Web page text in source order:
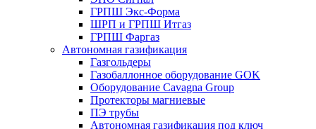
ГРПШ Экс-Форма
ШРП и ГРПШ Итгаз
ГРПШ Фаргаз
Автономная газификация
Газгольдеры
Газобаллонное оборудование GOK
Оборудование Cavagna Group
Протекторы магниевые
ПЭ трубы
Автономная газификация под ключ